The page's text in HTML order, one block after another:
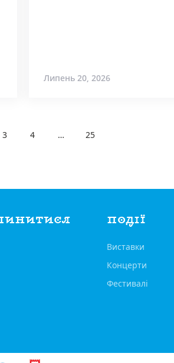
Липень 20, 2026
3 4 … 25
ПОДІЇ
Виставки
Концерти
Фестивалі